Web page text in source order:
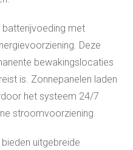
met
Deze
bewakingslocaties
is. Zonnepanelen laden
het systeem 24/7
stroomvoorziening.
uitgebreide